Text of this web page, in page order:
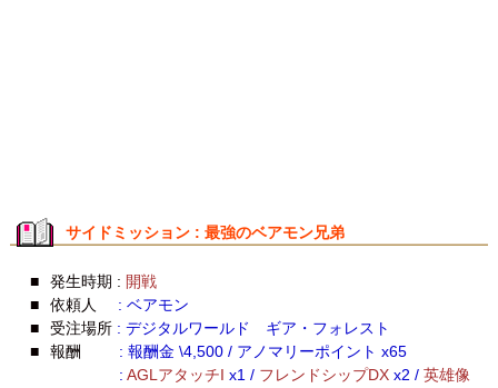
サイドミッション : 最強のベアモン兄弟
■ 発生時期 : 開戦
■
依頼人
: ベアモン
■
受注場所 : デジタルワールド ギア・フォレスト
■
報酬
: 報酬金 \4,500 / アノマリーポイント x65
: AGLアタッチI x1 / フレンドシップDXx2 / 英雄像